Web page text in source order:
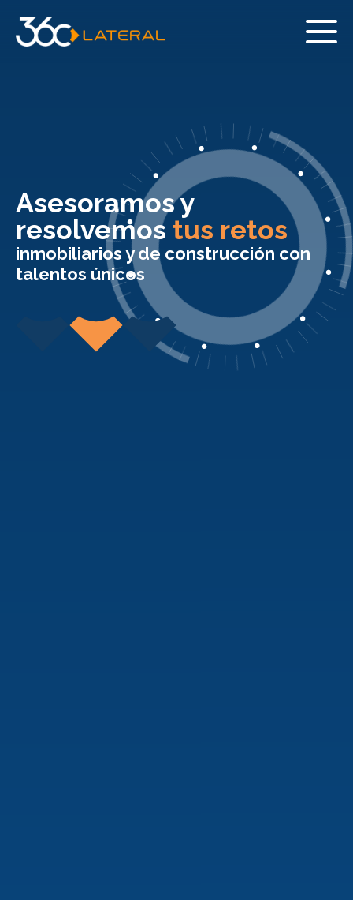
Asesoramos y
resolvemos tus retos
inmobiliarios y de construcción con
talentos únicos